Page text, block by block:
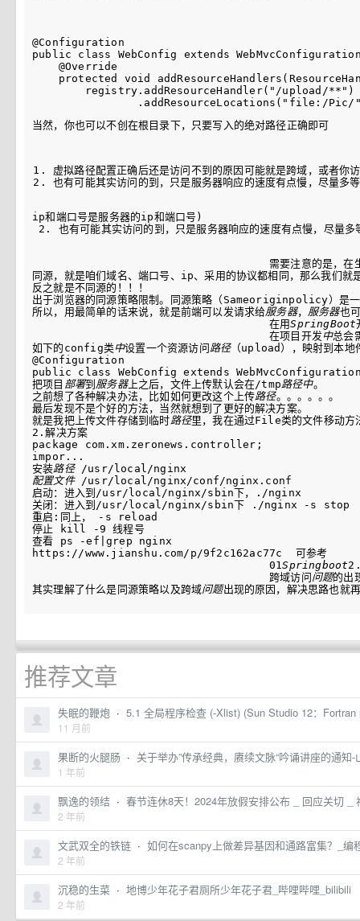
@Configuration
public
class WebConfig extends
@Override
protected
void addResourceHandlers (
        registry
. addResourceHandler( "/upload/**" )
. addResourceLocations ( "file:/Pic/
当然，你也可以不创在根目录下，只要写入的绝对路径正确即可
虚拟路径配置正确后还是访问不到的原因可能就是跨域，或者
也有可能其实访问的到，只是服务器响应的速度有点慢，尽量多
ip和端口号是服务器的ip和端口号)
2. 也有可能其实访问的到，只是服务器响应的速度有点慢，尽量多
需要注意的是，在
同源，就是咱们域名、端口号、ip、采用的协议都相同，那么我们就
反之就是不同源的！！！
出于浏览器的同源策略限制。同源策略（Sameoriginpolicy）是一
所以，用最简单的话来说，就是前端可以发请求给服务器，服务器也
                                    在用
SpringBoot
                                    在项目开发
中总会
如下的config类中设置一个资源访问路径（upload），映射到本地
@Configuration
public class WebConfig extends
把项目 部署到服务器上之后，文件上传默认会在/tmp路径中。
之前想了各种解决办法，比如如何更改这个上传路径。。。。。。
最后发现不是个好的方法，当然就想到了更好的解决方案。
就是我把上传文件存储到临时路径里，我在通过File类的文件移动方
2.解决方案
package com.xm.zeronews.controller;
impor...
安装路径
配置文件 /usr/local/nginx/conf/nginx.conf
启动：进入到/usr/local/nginx/sbin下，./nginx
关闭：进入到/usr/local/nginx/sbin下 ./nginx -s
重启:同上， -s reload
停止 kill -9 线程号
查看 ps -ef|grep nginx
https://www.jianshu.com/p/9f2c162ac77c  可参考
                                    01
Springboot
                                    跨域访问
问题的出
其实理解了什么是同源策略以及跨域问题
推荐文章
失眠的鞭炮 · 5.1 全局程序检查 (-Xlist) (Sun Studio 12：Fortran
11 月前
果断的火腿肠 · 关于举办”传承经典，赓续文脉“吟诵讲座的通知
1 年前
飘逸的领结 · 春节连休8天！2024年放假安排公布 _ 回应关切 _
2 年前
文武双全的铁链 · 如何在scanpy上做差异基因和通路富集？_编
2 年前
沉稳的生菜 · 地博少年花子君厕所少年花子君_哔哩哔哩_bilibili
2 年前